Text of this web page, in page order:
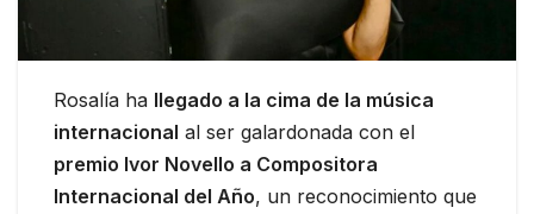
Rosalía ha llegado a la cima de la música
internacional al ser galardonada con el
premio Ivor Novello a Compositora
Internacional del Año, un reconocimiento que